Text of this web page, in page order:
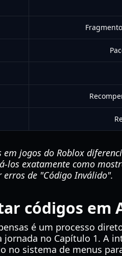
em jogos do Roblox
los exatamente como
erros de "Código Inválido".
códigos em
é um processo
jornada no Capítulo 1. A
no sistema de menus